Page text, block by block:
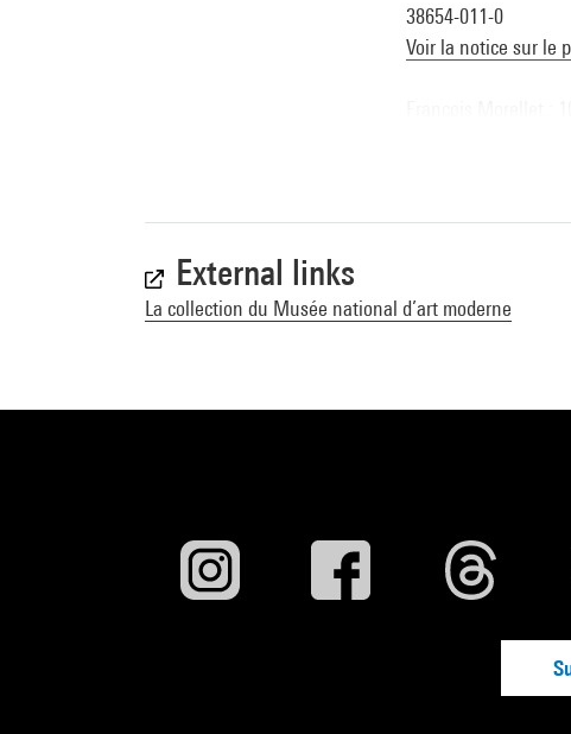
38654-011-0
Voir la notice sur le
François Morellet :
External links
La collection du Musée national d’art moderne